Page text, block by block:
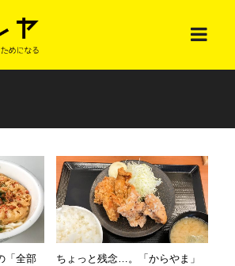
「全部
ちょっと残念…。「からやま」